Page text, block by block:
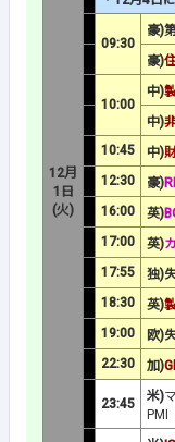
12月
1日
(火)
09:30
豪)
豪)
10:00
中)
中)
10:45
中)
12:30
豪)
16:00
英)
17:00
英)
17:55
独)
18:30
英)
19:00
欧)
22:30
加)
23:45 米)
PMI